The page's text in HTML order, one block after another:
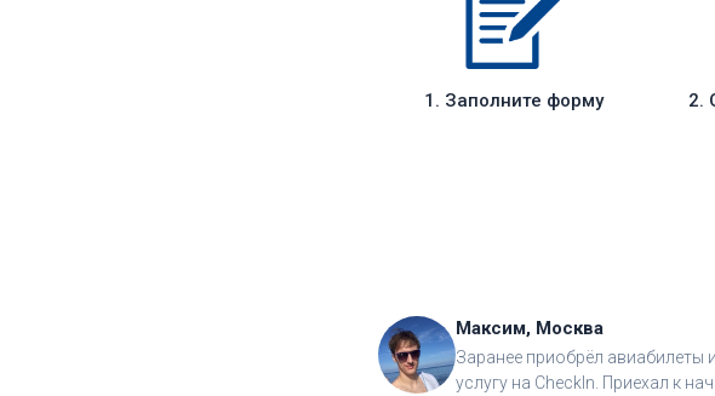
1. Заполните форму 2.
Максим, Москва
Заранее приобрёл авиабилеты
услугу на CheckIn. Приехал к